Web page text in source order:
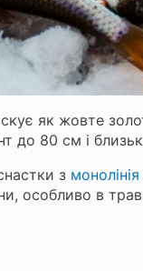
як жовте
до 80 см і
з монолінія
особливо в